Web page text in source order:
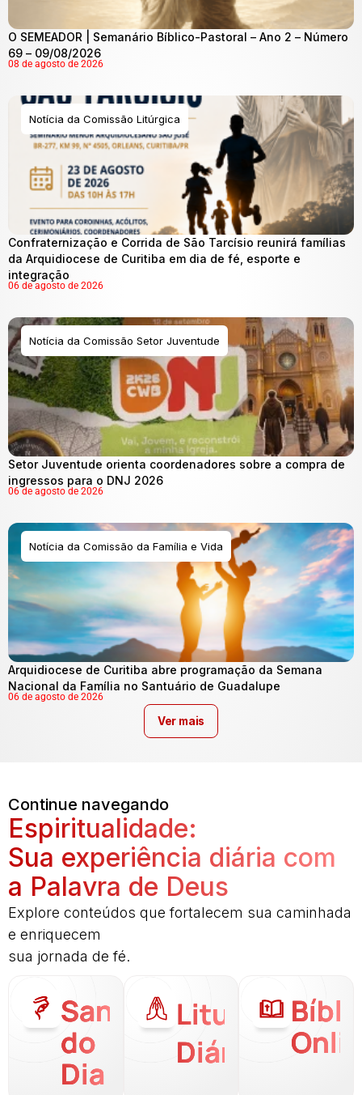
O SEMEADOR | Semanário Bíblico-Pastoral – Ano 2 – Número
69 – 09/08/2026
08 de agosto de 2026
Notícia da Comissão Litúrgica
Confraternização e Corrida de São Tarcísio reunirá famílias
da Arquidiocese de Curitiba em dia de fé, esporte e
integração
06 de agosto de 2026
Notícia da Comissão Setor Juventude
Setor Juventude orienta coordenadores sobre a compra de
ingressos para o DNJ 2026
06 de agosto de 2026
Notícia da Comissão da Família e Vida
Arquidiocese de Curitiba abre programação da Semana
Nacional da Família no Santuário de Guadalupe
06 de agosto de 2026
Ver mais
Continue navegando
Espiritualidade:
Sua experiência diária com
a Palavra de Deus
Explore conteúdos que fortalecem sua caminhada
e enriquecem
sua jornada de fé.
Santo
do
Dia
Liturgia
Diária